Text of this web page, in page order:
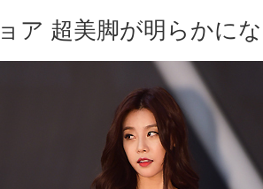
ア 超美脚が明らかに